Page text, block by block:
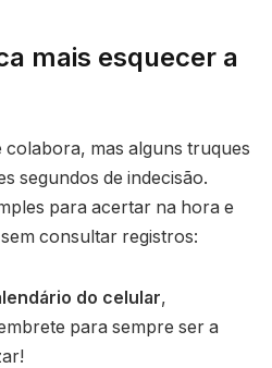
mais esquecer a
colabora, mas alguns truques
segundos de indecisão.
para acertar na hora e
consultar registros:
do celular,
para sempre ser a